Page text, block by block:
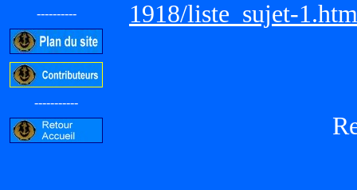
----------
-----------
1918/liste_sujet-1.htm